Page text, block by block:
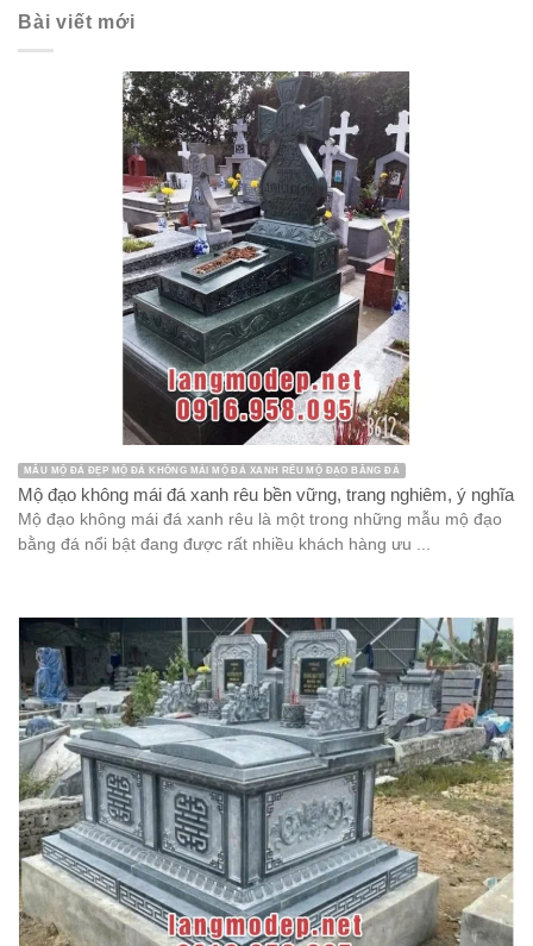
Bài viết mới
MẪU MỘ ĐÁ ĐẸP MỘ ĐÁ KHÔNG MÁI MỘ ĐÁ XANH RÊU MỘ ĐẠO BẰNG ĐÁ
Mộ đạo không mái đá xanh rêu bền vững, trang nghiêm, ý nghĩa
Mộ đạo không mái đá xanh rêu là một trong những mẫu mộ đạo
bằng đá nổi bật đang được rất nhiều khách hàng ưu ...